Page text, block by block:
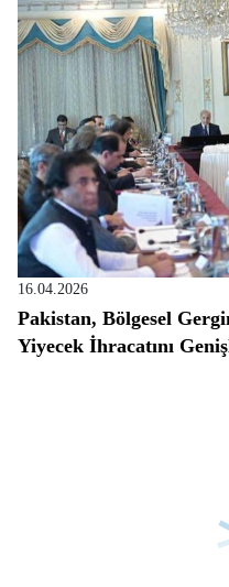
16.04.2026
Pakistan, Bölgesel
Yiyecek İhracatını